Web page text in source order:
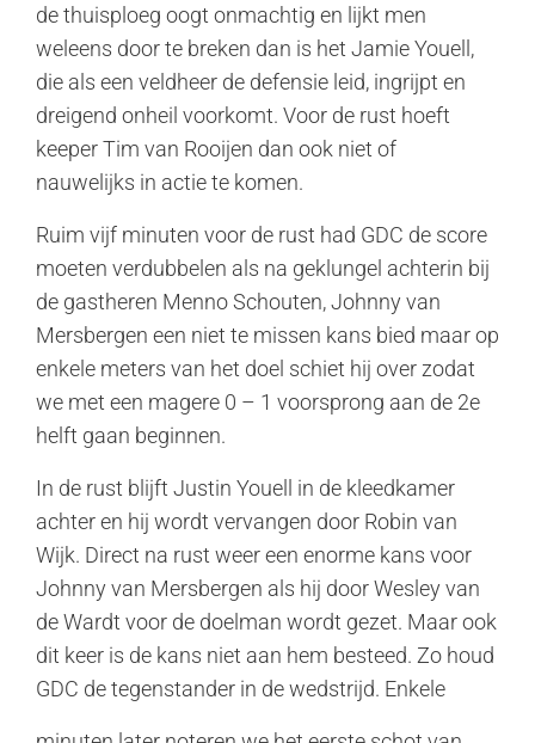
de thuisploeg oogt onmachtig en lijkt men
weleens door te breken dan is het Jamie Youell,
die als een veldheer de defensie leid, ingrijpt en
dreigend onheil voorkomt. Voor de rust hoeft
keeper Tim van Rooijen dan ook niet of
nauwelijks in actie te komen.
Ruim vijf minuten voor de rust had GDC de score
moeten verdubbelen als na geklungel achterin bij
de gastheren Menno Schouten, Johnny van
Mersbergen een niet te missen kans bied maar op
enkele meters van het doel schiet hij over zodat
we met een magere 0 – 1 voorsprong aan de 2e
helft gaan beginnen.
In de rust blijft Justin Youell in de kleedkamer
achter en hij wordt vervangen door Robin van
Wijk. Direct na rust weer een enorme kans voor
Johnny van Mersbergen als hij door Wesley van
de Wardt voor de doelman wordt gezet. Maar ook
dit keer is de kans niet aan hem besteed. Zo houd
GDC de tegenstander in de wedstrijd. Enkele